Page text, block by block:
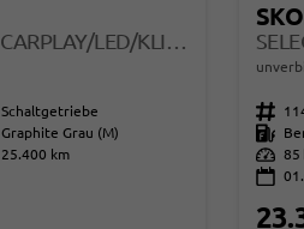
Schaltgetriebe
Graphite Grau (M)
25.400 km
Fahrzeugnr.
Kraftstoff
Leistung 85